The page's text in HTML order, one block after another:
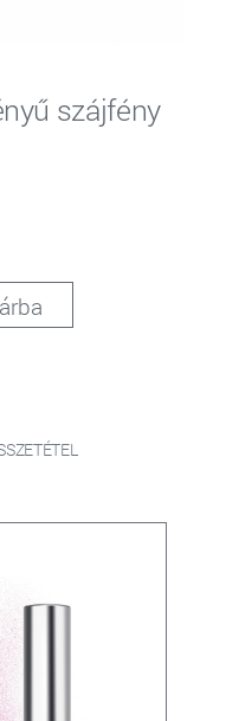
szájfény